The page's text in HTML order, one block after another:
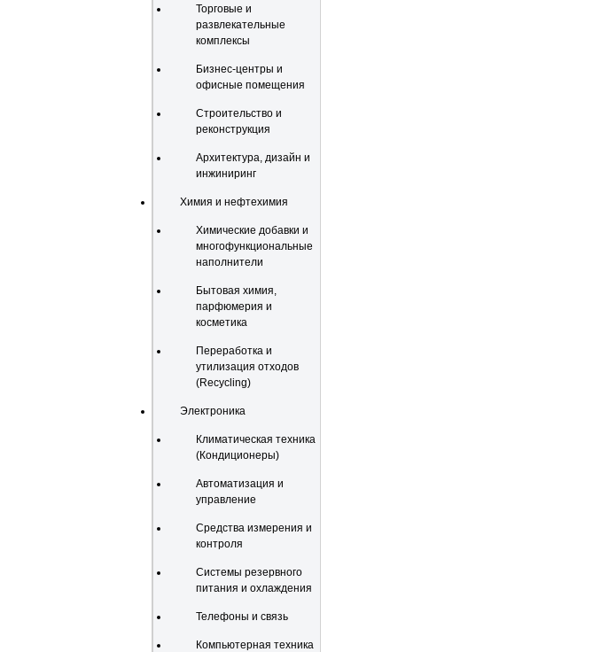
Торговые и
развлекательные
комплексы
Бизнес-центры и
офисные помещения
Строительство и
реконструкция
Архитектура, дизайн и
инжиниринг
Химия и нефтехимия
Химические добавки и
многофункциональные
наполнители
Бытовая химия,
парфюмерия и
косметика
Переработка и
утилизация отходов
(Recycling)
Электроника
Климатическая техника
(Кондиционеры)
Автоматизация и
управление
Средства измерения и
контроля
Системы резервного
питания и охлаждения
Телефоны и связь
Компьютерная техника